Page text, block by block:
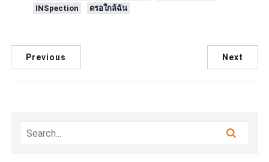
INSpection
ตรอใกล้ฉัน
Previous Next